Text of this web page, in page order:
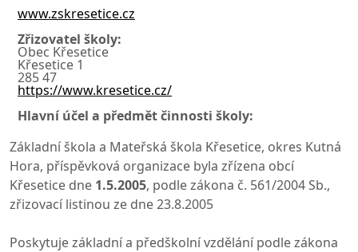
www.zskresetice.cz
Zřizovatel školy:
Obec Křesetice
Křesetice 1
28547
https://www.kresetice.cz/
Hlavní účel a předmět činnosti školy:
Základní škola a Mateřská škola Křesetice, okres Kutná
Hora, příspěvková organizace byla zřízena obcí
Křesetice dne 1.5.2005, podle zákona č. 561/2004 Sb.,
zřizovací listinou ze dne 23.8.2005
Poskytuje základní a předškolní vzdělání podle zákona